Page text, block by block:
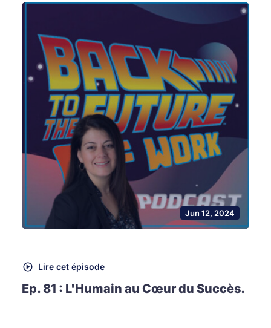
Jun 12, 2024
Lire cet épisode
Ep. 81 : L'Humain au Cœur du Succès.